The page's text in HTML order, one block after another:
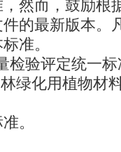
然而，鼓励根
的最新版本。
准。
量检验评定
绿化用植物材
。